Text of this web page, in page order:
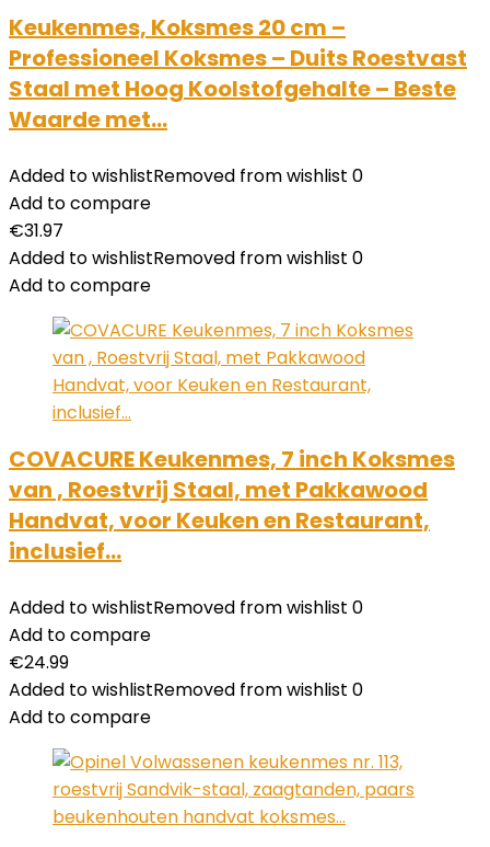
Keukenmes, Koksmes 20 cm –
Professioneel Koksmes – Duits Roestvast
Staal met Hoog Koolstofgehalte – Beste
Waarde met…
Added to wishlistRemoved from wishlist 0
Add to compare
€31.97
Added to wishlistRemoved from wishlist 0
Add to compare
COVACURE Keukenmes, 7 inch Koksmes
van , Roestvrij Staal, met Pakkawood
Handvat, voor Keuken en Restaurant,
inclusief…
Added to wishlistRemoved from wishlist 0
Add to compare
€24.99
Added to wishlistRemoved from wishlist 0
Add to compare